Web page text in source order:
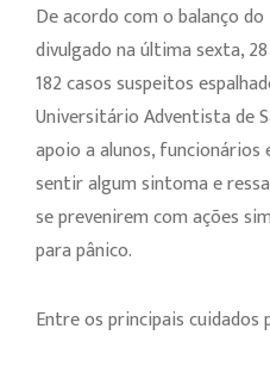
De acordo com o balanço
divulgado na última sexta,
182 casos suspeitos
Universitário Adventista de
apoio a alunos, funcionários
sentir algum sintoma e
se prevenirem com ações
para pânico.
Entre os principais cuidados